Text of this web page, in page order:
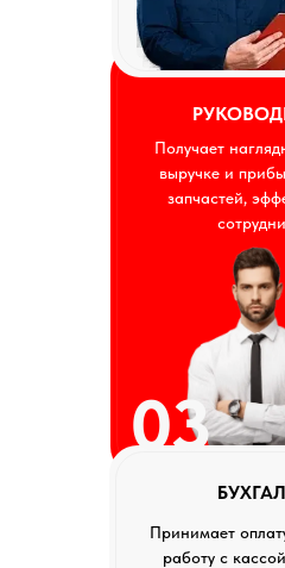
Принимает
работу с
03
Получает
выручке и
запчастей,